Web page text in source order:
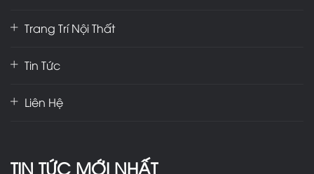
Trang Trí Nội Thất
Tin Tức
Liên Hệ
TIN TỨC MỚI NHẤT